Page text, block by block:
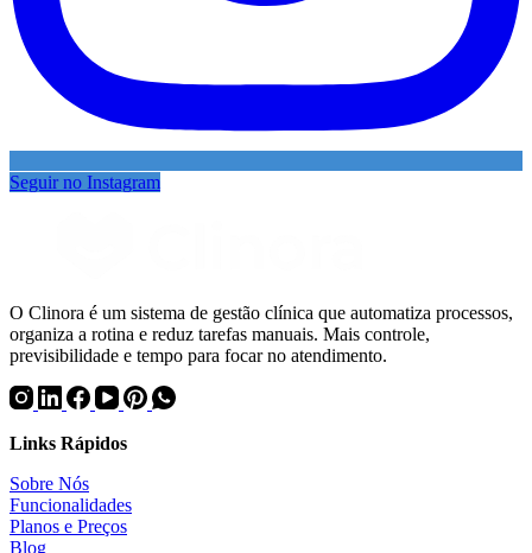
Seguir no Instagram
O Clinora é um sistema de gestão clínica que automatiza processos,
organiza a rotina e reduz tarefas manuais. Mais controle,
previsibilidade e tempo para focar no atendimento.
Links Rápidos
Sobre Nós
Funcionalidades
Planos e Preços
Blog